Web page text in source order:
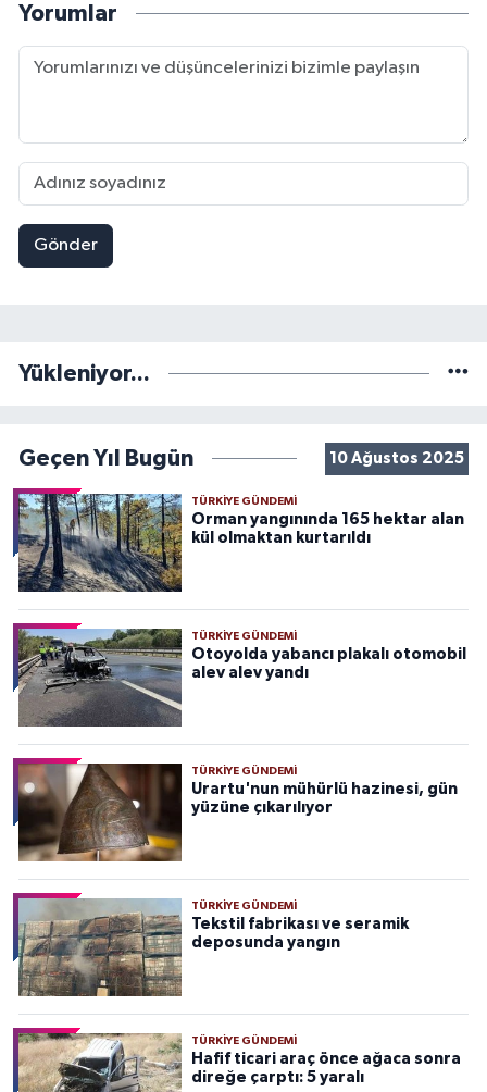
Yorumlar
Gönder
Yükleniyor...
Geçen Yıl Bugün 10 Ağustos 2025
TÜRKIYE GÜNDEMI
Orman yangınında 165 hektar alan
kül olmaktan kurtarıldı
TÜRKIYE GÜNDEMI
Otoyolda yabancı plakalı otomobil
alev alev yandı
TÜRKIYE GÜNDEMI
Urartu'nun mühürlü hazinesi, gün
yüzüne çıkarılıyor
TÜRKIYE GÜNDEMI
Tekstil fabrikası ve seramik
deposunda yangın
TÜRKIYE GÜNDEMI
Hafif ticari araç önce ağaca sonra
direğe çarptı: 5 yaralı